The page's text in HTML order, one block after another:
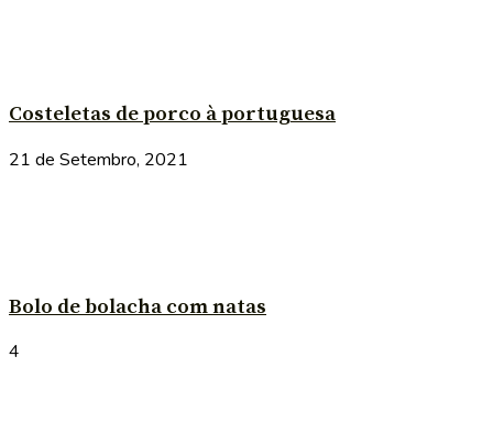
Costeletas de porco à portuguesa
21 de Setembro, 2021
Bolo de bolacha com natas
4